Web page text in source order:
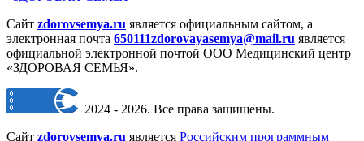
Сайт zdorovsemya.ru является официальным сайтом, а
электронная почта 650111zdorovayasemya@mail.ru является
официальной электронной почтой ООО Медицинский центр
«ЗДОРОВАЯ СЕМЬЯ».
2024 - 2026. Все права защищены.
Сайт zdorovsemya.ru является Российским программным